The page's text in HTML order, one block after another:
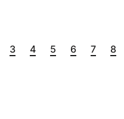
Side
3 Side
4 Side
5 Side
6 Side
7 Side
8